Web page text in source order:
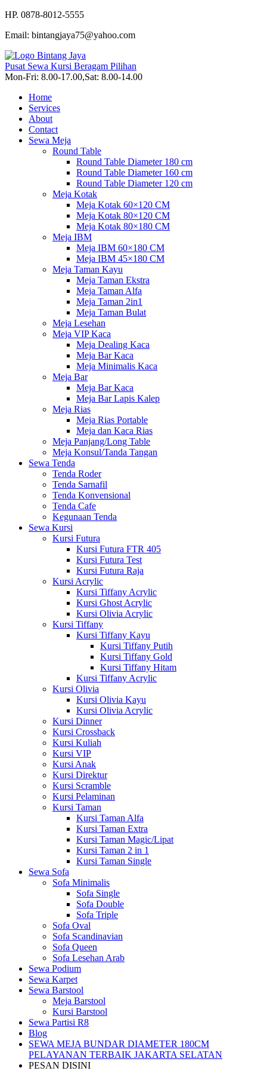
HP. 0878-8012-5555
Email: bintangjaya75@yahoo.com
Pusat Sewa Kursi Beragam Pilihan
Mon-Fri: 8.00-17.00,Sat: 8.00-14.00
Home
Services
About
Contact
Sewa Meja
Round Table
Round Table Diameter 180 cm
Round Table Diameter 160 cm
Round Table Diameter 120 cm
Meja Kotak
Meja Kotak 60×120 CM
Meja Kotak 80×120 CM
Meja Kotak 80×180 CM
Meja IBM
Meja IBM 60×180 CM
Meja IBM 45×180 CM
Meja Taman Kayu
Meja Taman Ekstra
Meja Taman Alfa
Meja Taman 2in1
Meja Taman Bulat
Meja Lesehan
Meja VIP Kaca
Meja Dealing Kaca
Meja Bar Kaca
Meja Minimalis Kaca
Meja Bar
Meja Bar Kaca
Meja Bar Lapis Kalep
Meja Rias
Meja Rias Portable
Meja dan Kaca Rias
Meja Panjang/Long Table
Meja Konsul/Tanda Tangan
Sewa Tenda
Tenda Roder
Tenda Sarnafil
Tenda Konvensional
Tenda Cafe
Kegunaan Tenda
Sewa Kursi
Kursi Futura
Kursi Futura FTR 405
Kursi Futura Test
Kursi Futura Raja
Kursi Acrylic
Kursi Tiffany Acrylic
Kursi Ghost Acrylic
Kursi Olivia Acrylic
Kursi Tiffany
Kursi Tiffany Kayu
Kursi Tiffany Putih
Kursi Tiffany Gold
Kursi Tiffany Hitam
Kursi Tiffany Acrylic
Kursi Olivia
Kursi Olivia Kayu
Kursi Olivia Acrylic
Kursi Dinner
Kursi Crossback
Kursi Kuliah
Kursi VIP
Kursi Anak
Kursi Direktur
Kursi Scramble
Kursi Pelaminan
Kursi Taman
Kursi Taman Alfa
Kursi Taman Extra
Kursi Taman Magic/Lipat
Kursi Taman 2 in 1
Kursi Taman Single
Sewa Sofa
Sofa Minimalis
Sofa Single
Sofa Double
Sofa Triple
Sofa Oval
Sofa Scandinavian
Sofa Queen
Sofa Lesehan Arab
Sewa Podium
Sewa Karpet
Sewa Barstool
Meja Barstool
Kursi Barstool
Sewa Partisi R8
Blog
SEWA MEJA BUNDAR DIAMETER 180CM
PELAYANAN TERBAIK JAKARTA SELATAN
PESAN DISINI